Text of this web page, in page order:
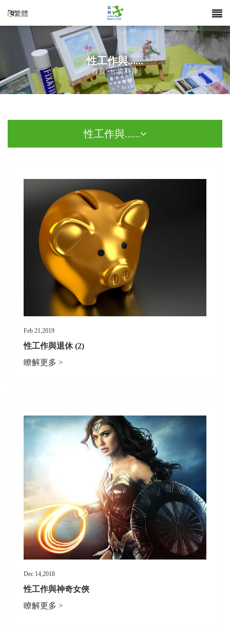
繁體
性工作與......
首頁 > 資料庫
性工作與......
Feb 21,2019
性工作與退休 (2)
瞭解更多 >
Dec 14,2018
性工作與神奇女俠
瞭解更多 >